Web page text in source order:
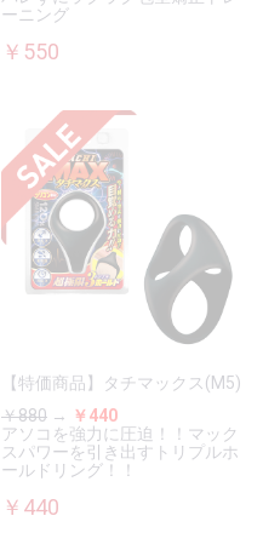
ーニング
￥550
【特価商品】タチマックス(M5)
￥880 → ￥440
アソコを強力に圧迫！！マック
スパワーを引き出すトリプルホ
ールドリング！！
￥440